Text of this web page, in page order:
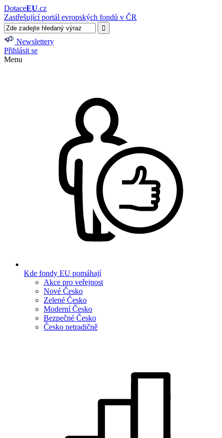
DotaceEU.cz
Zastřešující portál evropských fondů v ČR
Newslettery
Přihlásit se
Menu
Kde fondy EU pomáhají
Akce pro veřejnost
Nové Česko
Zelené Česko
Moderní Česko
Bezpečné Česko
Česko netradičně